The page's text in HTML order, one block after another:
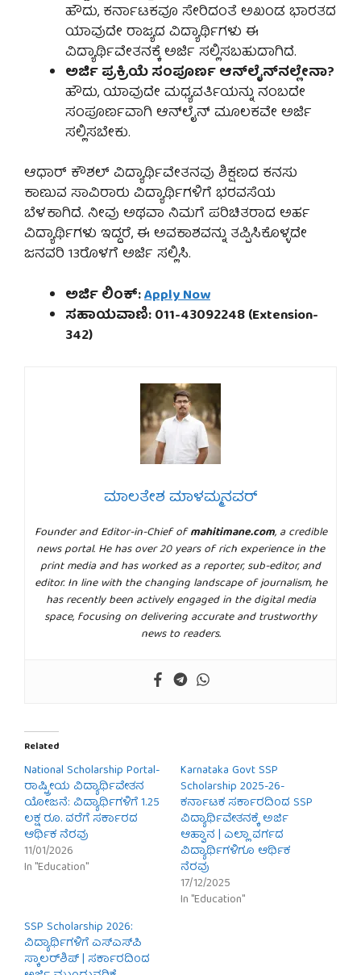
ಹೌದು, ಕರ್ನಾಟಕವೂ ಸೇರಿದಂತೆ ಅಖಂಡ ಭಾರತದ
ಯಾವುದೇ ರಾಜ್ಯದ ವಿದ್ಯಾರ್ಥಿಗಳು ಈ
ವಿದ್ಯಾರ್ಥಿವೇತನಕ್ಕೆ ಅರ್ಜಿ ಸಲ್ಲಿಸಬಹುದಾಗಿದೆ.
ಅರ್ಜಿ ಪ್ರಕ್ರಿಯೆ ಸಂಪೂರ್ಣ ಆನ್‌ಲೈನ್‌ನಲ್ಲೇನಾ?
ಹೌದು, ಯಾವುದೇ ಮಧ್ಯವರ್ತಿಯನ್ನು ನಂಬದೇ
ಸಂಪೂರ್ಣವಾಗಿ ಆನ್‌ಲೈನ್ ಮೂಲಕವೇ ಅರ್ಜಿ
ಸಲ್ಲಿಸಬೇಕು.
ಆಧಾರ್ ಕೌಶಲ್ ವಿದ್ಯಾರ್ಥಿವೇತನವು ಶಿಕ್ಷಣದ ಕನಸು
ಕಾಣುವ ಸಾವಿರಾರು ವಿದ್ಯಾರ್ಥಿಗಳಿಗೆ ಭರವಸೆಯ
ಬೆಳಕಾಗಿದೆ. ನೀವು ಅಥವಾ ನಿಮಗೆ ಪರಿಚಿತರಾದ ಅರ್ಹ
ವಿದ್ಯಾರ್ಥಿಗಳು ಇದ್ದರೆ, ಈ ಅವಕಾಶವನ್ನು ತಪ್ಪಿಸಿಕೊಳ್ಳದೇ
ಜನವರಿ 13ರೊಳಗೆ ಅರ್ಜಿ ಸಲ್ಲಿಸಿ.
ಅರ್ಜಿ ಲಿಂಕ್:Apply Now
ಸಹಾಯವಾಣಿ: 011-43092248 (Extension-
342)
ಮಾಲತೇಶ ಮಾಳಮ್ಮನವರ್
Founder and Editor-in-Chief ofmahitimane.com, a credible
news portal. He has over 20 years of rich experience in the
print media and has worked as a reporter, sub-editor, and
editor. In line with the changing landscape of journalism, he
has recently been actively engaged in the digital media
space, focusing on delivering accurate and trustworthy
news to readers.
Related
National Scholarship Portal-
ರಾಷ್ಟ್ರೀಯ ವಿದ್ಯಾರ್ಥಿವೇತನ
ಯೋಜನೆ: ವಿದ್ಯಾರ್ಥಿಗಳಿಗೆ 1.25
ಲಕ್ಷ ರೂ. ವರೆಗೆ ಸರ್ಕಾರದ
ಆರ್ಥಿಕ ನೆರವು
11/01/2026
In "Education"
Karnataka Govt SSP
Scholarship 2025-26-
ಕರ್ನಾಟಕ ಸರ್ಕಾರದಿಂದ SSP
ವಿದ್ಯಾರ್ಥಿವೇತನಕ್ಕೆ ಅರ್ಜಿ
ಆಹ್ವಾನ | ಎಲ್ಲಾ ವರ್ಗದ
ವಿದ್ಯಾರ್ಥಿಗಳಿಗೂ ಆರ್ಥಿಕ
ನೆರವು
17/12/2025
In "Education"
SSP Scholarship 2026:
ವಿದ್ಯಾರ್ಥಿಗಳಿಗೆ ಎಸ್‌ಎಸ್‌ಪಿ
ಸ್ಕಾಲರ್‌ಶಿಪ್ | ಸರ್ಕಾರದಿಂದ